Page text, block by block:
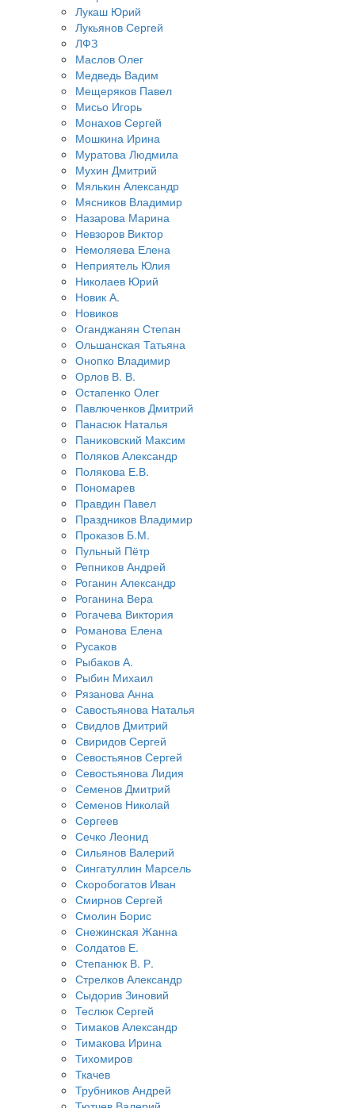
Лукаш Юрий
Лукьянов Сергей
ЛФЗ
Маслов Олег
Медведь Вадим
Мещеряков Павел
Мисьо Игорь
Монахов Сергей
Мошкина Ирина
Муратова Людмила
Мухин Дмитрий
Мялькин Александр
Мясников Владимир
Назарова Марина
Невзоров Виктор
Немоляева Елена
Неприятель Юлия
Николаев Юрий
Новик А.
Новиков
Оганджанян Степан
Ольшанская Татьяна
Онопко Владимир
Орлов В. В.
Остапенко Олег
Павлюченков Дмитрий
Панасюк Наталья
Паниковский Максим
Поляков Александр
Полякова Е.В.
Пономарев
Правдин Павел
Праздников Владимир
Проказов Б.М.
Пульный Пётр
Репников Андрей
Роганин Александр
Роганина Вера
Рогачева Виктория
Романова Елена
Русаков
Рыбаков А.
Рыбин Михаил
Рязанова Анна
Савостьянова Наталья
Свидлов Дмитрий
Свиридов Сергей
Севостьянов Сергей
Севостьянова Лидия
Семенов Дмитрий
Семенов Николай
Сергеев
Сечко Леонид
Сильянов Валерий
Сингатуллин Марсель
Скоробогатов Иван
Смирнов Сергей
Смолин Борис
Снежинская Жанна
Солдатов Е.
Степанюк В. Р.
Стрелков Александр
Сыдорив Зиновий
Теслюк Сергей
Тимаков Александр
Тимакова Ирина
Тихомиров
Ткачев
Трубников Андрей